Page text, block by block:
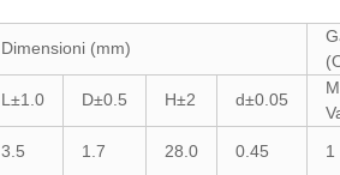
Dimensioni (mm)
L±1.0
D±0.5 H±2 d±0.05
3.5 1.7 28.0 0.45 1